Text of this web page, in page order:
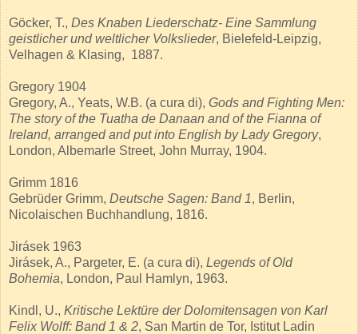
Göcker, T., Des Knaben Liederschatz- Eine Sammlung
geistlicher und weltlicher Volkslieder, Bielefeld-Leipzig,
Velhagen & Klasing, 1887.
Gregory 1904
Gregory, A., Yeats, W.B. (a cura di), Gods and Fighting Men:
The story of the Tuatha de Danaan and of the Fianna of
Ireland, arranged and put into English by Lady Gregory,
London, Albemarle Street, John Murray, 1904.
Grimm 1816
Gebrüder Grimm, Deutsche Sagen: Band 1, Berlin,
Nicolaischen Buchhandlung, 1816.
Jirásek 1963
Jirásek, A., Pargeter, E. (a cura di), Legends of Old
Bohemia, London, Paul Hamlyn, 1963.
Kindl, U., Kritische Lektüre der Dolomitensagen von Karl
Felix Wolff: Band 1 & 2, San Martin de Tor, Istitut Ladin